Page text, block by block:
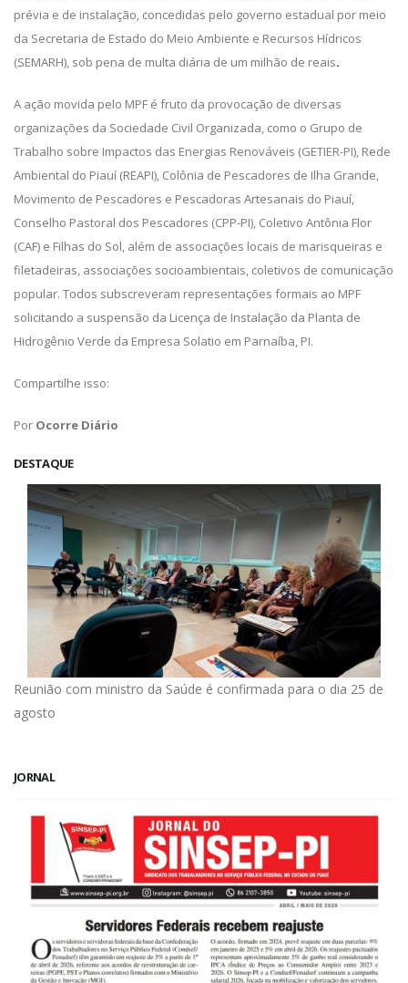
prévia e de instalação, concedidas pelo governo estadual por meio
da Secretaria de Estado do Meio Ambiente e Recursos Hídricos
(SEMARH), sob pena de multa diária de um milhão de reais.
A ação movida pelo MPF é fruto da provocação de diversas
organizações da Sociedade Civil Organizada, como o Grupo de
Trabalho sobre Impactos das Energias Renováveis (GETIER-PI), Rede
Ambiental do Piauí (REAPI), Colônia de Pescadores de Ilha Grande,
Movimento de Pescadores e Pescadoras Artesanais do Piauí,
Conselho Pastoral dos Pescadores (CPP-PI), Coletivo Antônia Flor
(CAF) e Filhas do Sol, além de associações locais de marisqueiras e
filetadeiras, associações socioambientais, coletivos de comunicação
popular. Todos subscreveram representações formais ao MPF
solicitando a suspensão da Licença de Instalação da Planta de
Hidrogênio Verde da Empresa Solatio em Parnaíba, PI.
Compartilhe isso:
Por Ocorre Diário
DESTAQUE
Reunião com ministro da Saúde é confirmada para o dia 25 de
agosto
JORNAL